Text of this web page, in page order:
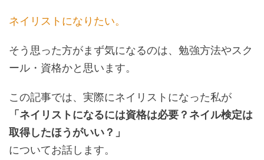
ネイリストになりたい。
そう思った方がまず気になるのは、勉強方法やスク
ール・資格かと思います。
この記事では、実際にネイリストになった私が
「ネイリストになるには資格は必要？ネイル検定は
取得したほうがいい？」
についてお話します。